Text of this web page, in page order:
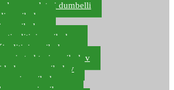
lovne pelete i dumbelli
za ribolov
za ribolov
aditivi za ribolov
aditivi za ribolov
atraktori za ribolov
kukuruz za ribolov
za ribolov